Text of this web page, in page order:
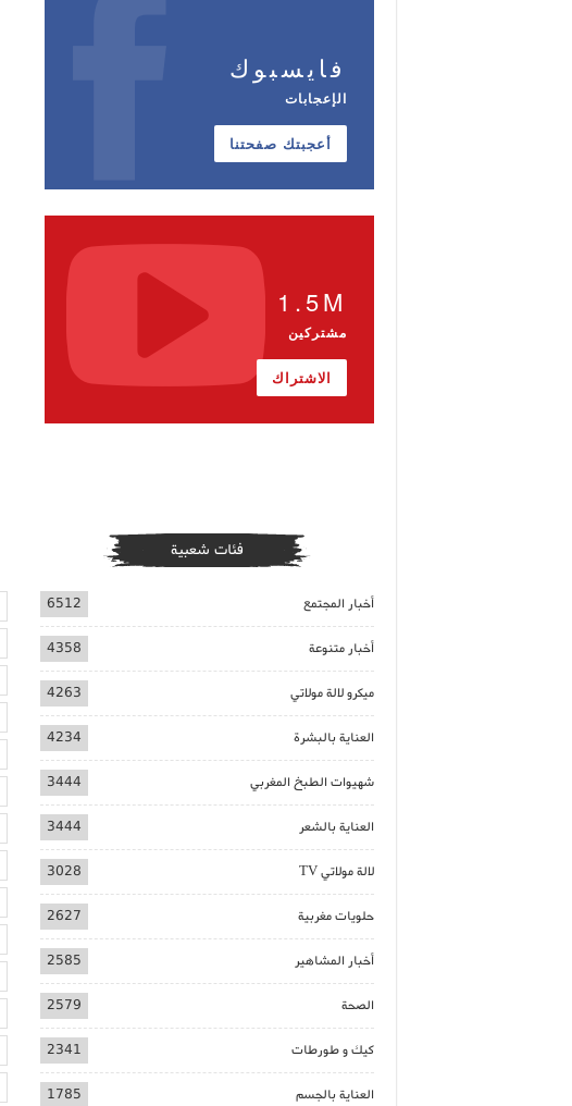
فايسبوك
الإعجابات
أعجبتك صفحتنا
1.5M
مشتركين
الاشتراك
فئات شعبية
أخبار المجتمع 6512
أخبار متنوعة 4358
ميكرو لالة مولاتي 4263
العناية بالبشرة 4234
شهيوات الطبخ المغربي 3444
العناية بالشعر 3444
لالة مولاتي TV 3028
حلويات مغربية 2627
أخبار المشاهير 2585
الصحة 2579
كيك و طورطات 2341
العناية بالجسم 1785